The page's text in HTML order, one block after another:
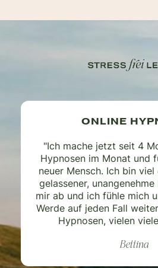
ONLINE
"Ich mache jetzt seit 4
Hypnosen im Monat und
neuer Mensch. Ich bin
gelassener,
mir ab und ich fühle mich
Werde auf jeden Fall
Hypnosen, vielen
Bettina